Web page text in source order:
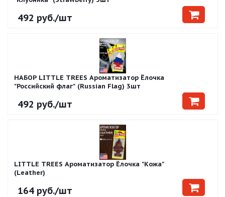
492 руб./шт
НАБОР LITTLE TREES Ароматизатор Ёлочка
"Российский флаг" (Russian Flag) 3шт
492 руб./шт
LITTLE TREES Ароматизатор Ёлочка "Кожа"
(Leather)
164 руб./шт